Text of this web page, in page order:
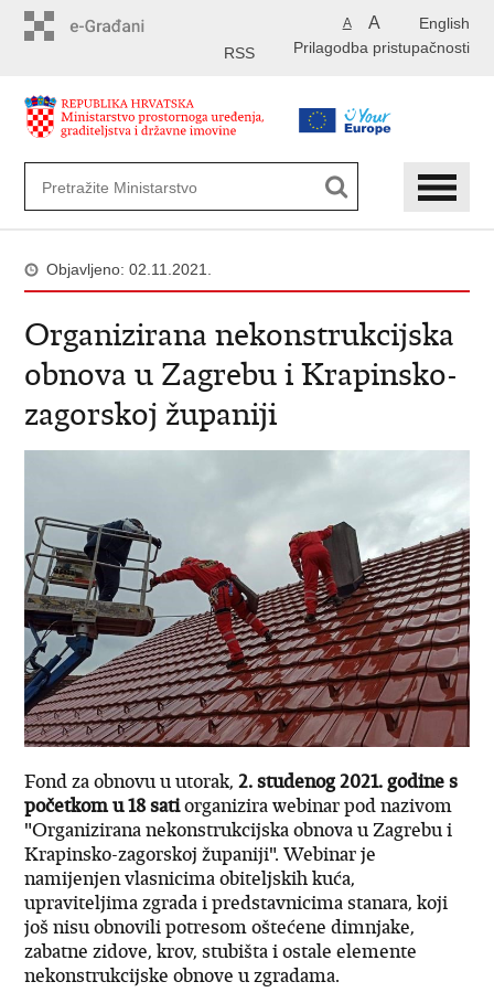
English
A A
Prilagodba pristupačnosti
RSS
Objavljeno: 02.11.2021.
Organizirana nekonstrukcijska
obnova u Zagrebu i Krapinsko-
zagorskoj županiji
Fond za obnovu u utorak, 2. studenog 2021. godine s
početkom u 18 satiorganizira webinar pod nazivom
"Organizirana nekonstrukcijska obnova u Zagrebu i
Krapinsko-zagorskoj županiji". Webinar je
namijenjen vlasnicima obiteljskih kuća,
upraviteljima zgrada i predstavnicima stanara, koji
još nisu obnovili potresom oštećene dimnjake,
zabatne zidove, krov, stubišta i ostale elemente
nekonstrukcijske obnove u zgradama.